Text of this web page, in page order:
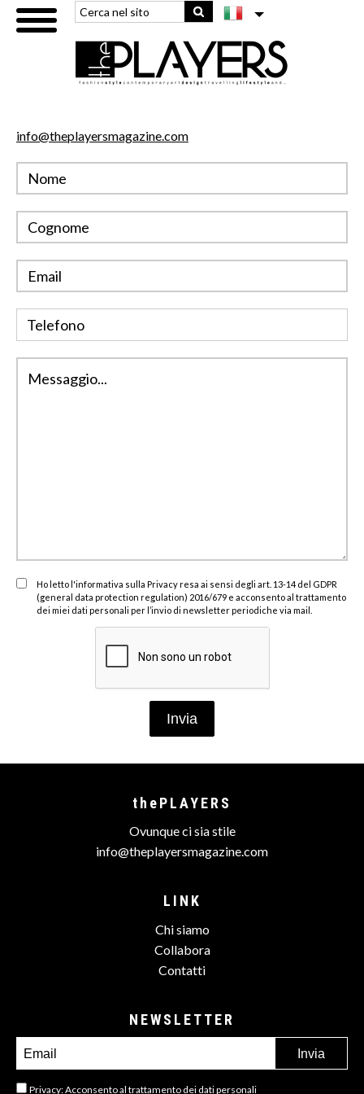
info@theplayersmagazine.com
Ho letto l'informativa sulla Privacy resa ai sensi degli art. 13-14 del GDPR
(general data protection regulation) 2016/679 e acconsento al trattamento
dei miei dati personali per l’invio di newsletter periodiche via mail.
thePLAYERS
Ovunque ci sia stile
info@theplayersmagazine.com
LINK
Chi siamo
Collabora
Contatti
NEWSLETTER
Privacy: Acconsento al trattamento dei dati personali